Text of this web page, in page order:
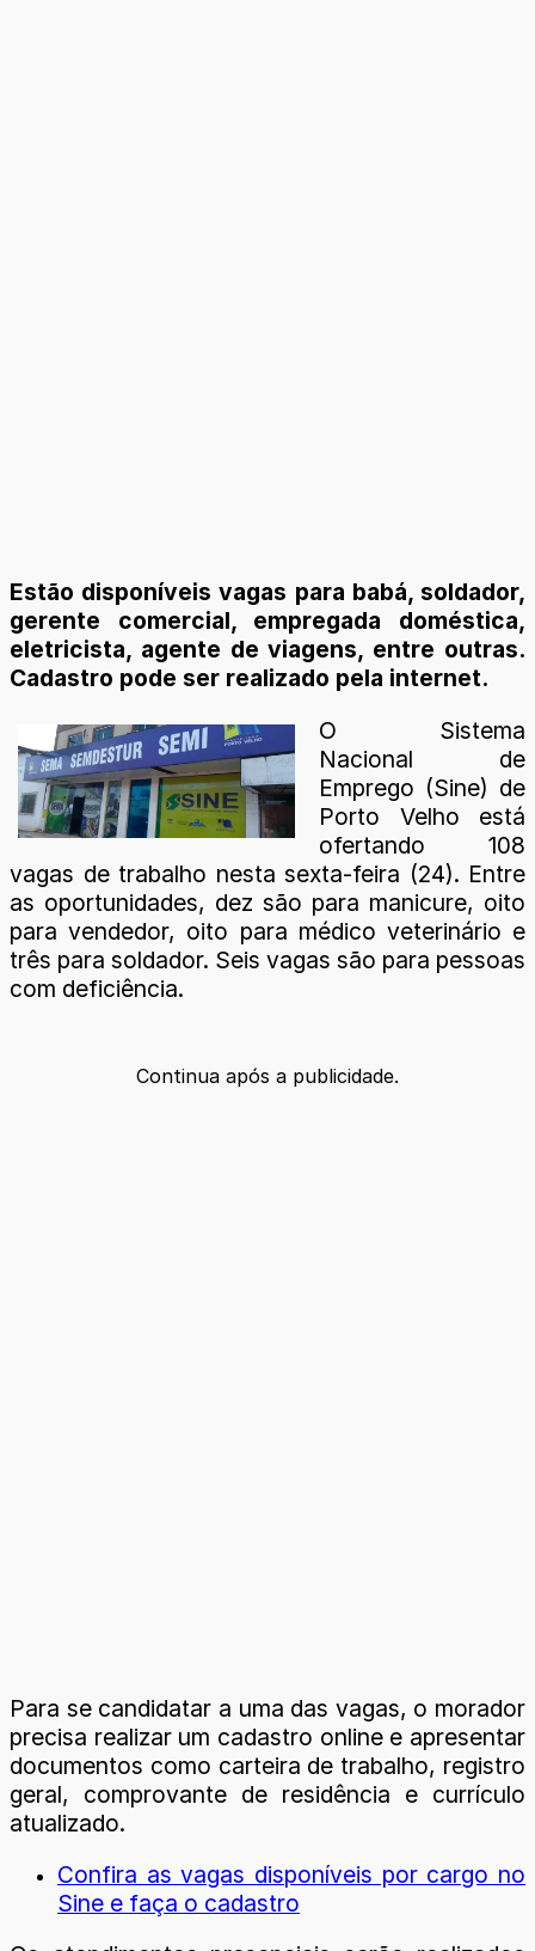
Estão disponíveis vagas para babá, soldador,
gerente comercial, empregada doméstica,
eletricista, agente de viagens, entre outras.
Cadastro pode ser realizado pela internet.
O Sistema
Nacional de
Emprego (Sine) de
Porto Velho está
ofertando 108
vagas de trabalho nesta sexta-feira (24). Entre
as oportunidades, dez são para manicure, oito
para vendedor, oito para médico veterinário e
três para soldador. Seis vagas são para pessoas
com deficiência.
Continua após a publicidade.
Para se candidatar a uma das vagas, o morador
precisa realizar um cadastro online e apresentar
documentos como carteira de trabalho, registro
geral, comprovante de residência e currículo
atualizado.
Confira as vagas disponíveis por cargo no
Sine e faça o cadastro